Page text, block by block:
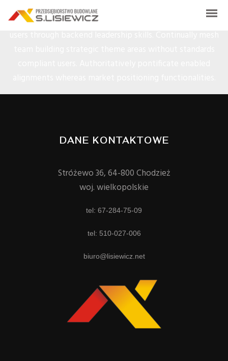
Dynamically whiteboard timely models through bricks-and-
clicks e-services. Holisticly predominate resource maximizing
DANE KONTAKTOWE
Stróżewo 36, 64-800 Chodzież
woj. wielkopolskie
tel: 67-284-75-09
tel: 510-027-006
biuro@lisiewicz.net